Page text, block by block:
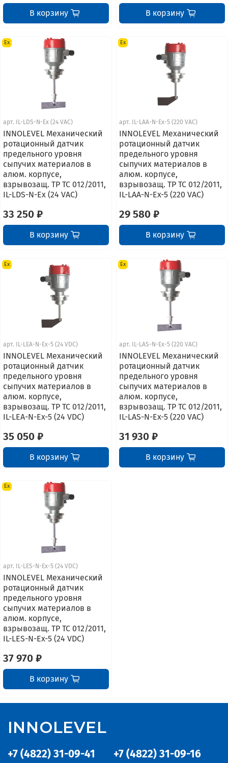
В корзину В корзину
Ex
арт. IL-LDS-N-Ex (24 VAC)
INNOLEVEL Механический
ротационный датчик
предельного уровня
сыпучих материалов в
алюм. корпусе,
взрывозащ. ТР ТС 012/2011,
IL-LDS-N-Ex (24 VAC)
33 250 ₽
В корзину
Ex
арт. IL-LAA-N-Ex-5 (220 VAC)
INNOLEVEL Механический
ротационный датчик
предельного уровня
сыпучих материалов в
алюм. корпусе,
взрывозащ. ТР ТС 012/2011,
IL-LAA-N-Ex-5 (220 VAC)
29 580 ₽
В корзину
Ex
арт. IL-LEA-N-Ex-5 (24 VDC)
INNOLEVEL Механический
ротационный датчик
предельного уровня
сыпучих материалов в
алюм. корпусе,
взрывозащ. ТР ТС 012/2011,
IL-LEA-N-Ex-5 (24 VDC)
35 050 ₽
В корзину
Ex
арт. IL-LAS-N-Ex-5 (220 VAC)
INNOLEVEL Механический
ротационный датчик
предельного уровня
сыпучих материалов в
алюм. корпусе,
взрывозащ. ТР ТС 012/2011,
IL-LAS-N-Ex-5 (220 VAC)
31 930 ₽
В корзину
Ex
арт. IL-LES-N-Ex-5 (24 VDC)
INNOLEVEL Механический
ротационный датчик
предельного уровня
сыпучих материалов в
алюм. корпусе,
взрывозащ. ТР ТС 012/2011,
IL-LES-N-Ex-5 (24 VDC)
37 970 ₽
В корзину
+7 (4822) 31-09-41 +7 (4822) 31-09-16
INNOLEVEL